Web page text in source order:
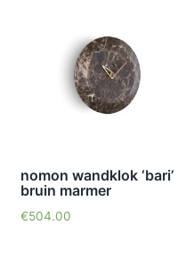
nomon wandklok ‘bari’
bruin marmer
€504.00